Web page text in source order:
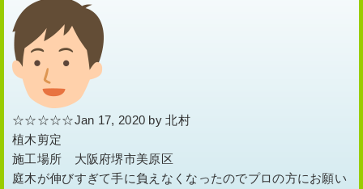
☆☆☆☆☆Jan 17, 2020 by 北村
植木剪定
施工場所 大阪府堺市美原区
庭木が伸びすぎて手に負えなくなったのでプロの方にお願い